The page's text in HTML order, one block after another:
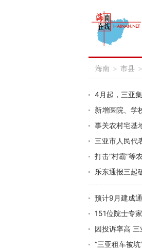
海南 > 市县 >
4月起，三亚
新增医院、学
事关农村宅基
三亚市人民代
打击“村霸”等
乐东通报三起
预计9月建成
151位院士专
因投诉率高
“三亚租车被